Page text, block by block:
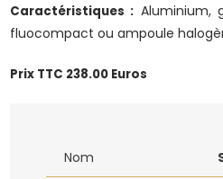
Caractéristiques : Aluminium,
fluocompact ou ampoule
Prix TTC 238.00 Euros
Nom